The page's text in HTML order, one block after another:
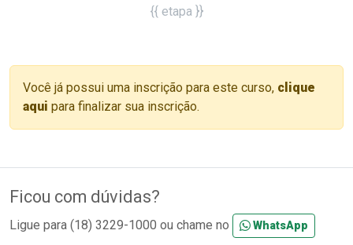
{{ etapa }}
Você já possui uma inscrição para este curso, clique
aqui para finalizar sua inscrição.
Ficou com dúvidas?
Ligue para (18) 3229-1000 ou chame no WhatsApp